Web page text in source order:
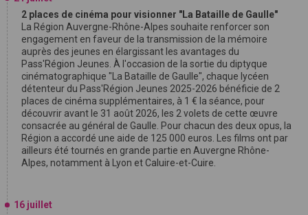
2 places de cinéma pour visionner "La Bataille de Gaulle"
La Région Auvergne-Rhône-Alpes souhaite renforcer son
engagement en faveur de la transmission de la mémoire
auprès des jeunes en élargissant les avantages du
Pass'Région Jeunes. À l'occasion de la sortie du diptyque
cinématographique "La Bataille de Gaulle", chaque lycéen
détenteur du Pass'Région Jeunes 2025-2026 bénéficie de 2
places de cinéma supplémentaires, à 1 € la séance, pour
découvrir avant le 31 août 2026, les 2 volets de cette œuvre
consacrée au général de Gaulle. Pour chacun des deux opus, la
Région a accordé une aide de 125 000 euros. Les films ont par
ailleurs été tournés en grande partie en Auvergne Rhône-
Alpes, notamment à Lyon et Caluire-et-Cuire.
16 juillet